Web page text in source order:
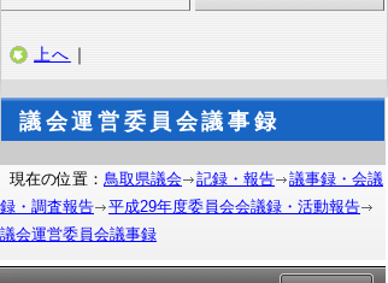
上へ ｜
議会運営委員会議事録
現在の位置： 鳥取県議会 記録・報告
議事録・会議
録・調査報告
平成29年度委員会会議録・活動報告
議会運営委員会議事録